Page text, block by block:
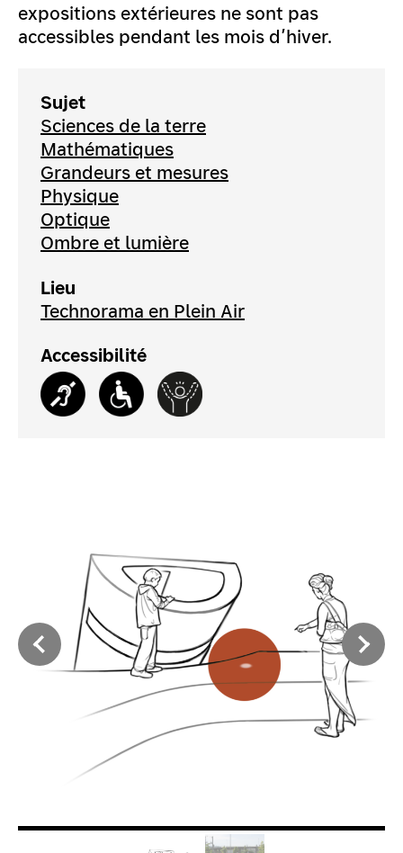
expositions extérieures ne sont pas
accessibles pendant les mois d’hiver.
Sujet
Sciences de la terre
Mathématiques
Grandeurs et mesures
Physique
Optique
Ombre et lumière
Lieu
Technorama en Plein Air
Accessibilité